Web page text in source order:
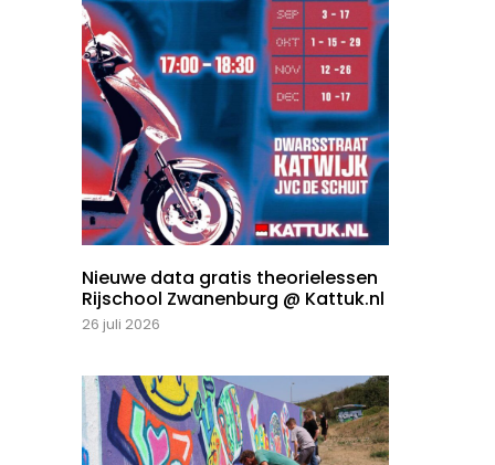
Nieuwe data gratis theorielessen
Rijschool Zwanenburg @ Kattuk.nl
26 juli 2026